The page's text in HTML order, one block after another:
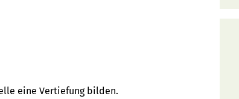
eine Vertiefung bilden.